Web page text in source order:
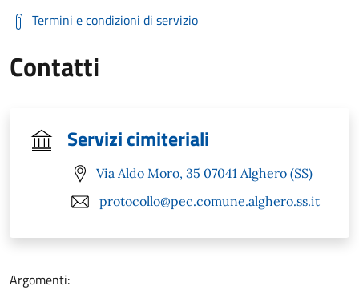
Termini e condizioni di servizio
Contatti
Servizi cimiteriali
Via Aldo Moro, 35 07041 Alghero (SS)
protocollo@pec.comune.alghero.ss.it
Argomenti: